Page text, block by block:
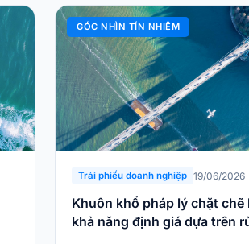
GÓC NHÌN TÍN NHIỆM
Trái phiếu doanh nghiệp 19/06/2026
Khuôn khổ pháp lý chặt chẽ
khả năng định giá dựa trên rủi ro còn hạn